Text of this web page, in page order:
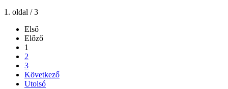
1. oldal / 3
Első
Előző
1
2
3
Következő
Utolsó